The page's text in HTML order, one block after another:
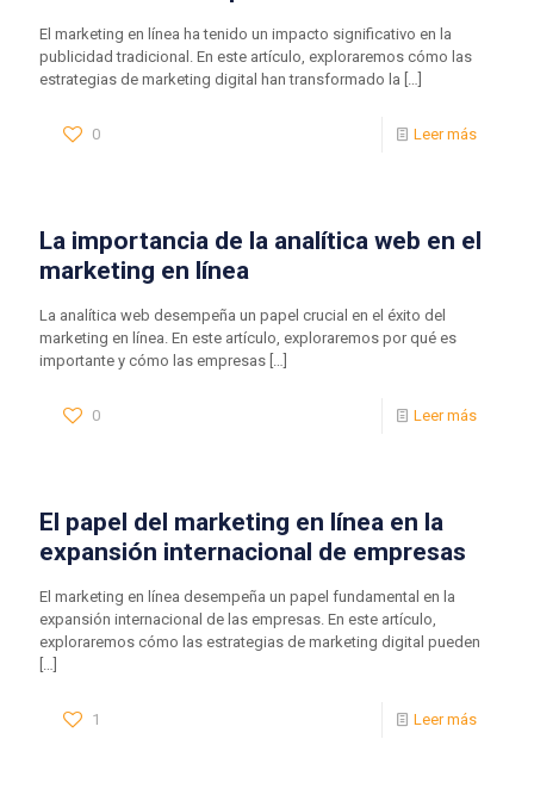
El marketing en línea ha tenido un impacto significativo en la
publicidad tradicional. En este artículo, exploraremos cómo las
estrategias de marketing digital han transformado la […]
0 Leer más
La importancia de la analítica web en el
marketing en línea
La analítica web desempeña un papel crucial en el éxito del
marketing en línea. En este artículo, exploraremos por qué es
importante y cómo las empresas […]
0 Leer más
El papel del marketing en línea en la
expansión internacional de empresas
El marketing en línea desempeña un papel fundamental en la
expansión internacional de las empresas. En este artículo,
exploraremos cómo las estrategias de marketing digital pueden
[…]
1 Leer más